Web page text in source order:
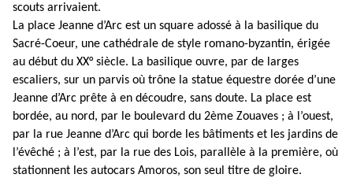
scouts arrivaient.
La place Jeanne d’Arc est un square adossé à la basilique du
Sacré-Coeur, une cathédrale de style romano-byzantin, érigée
au début du XX° siècle. La basilique ouvre, par de larges
escaliers, sur un parvis où trône la statue équestre dorée d’une
Jeanne d’Arc prête à en découdre, sans doute. La place est
bordée, au nord, par le boulevard du 2ème Zouaves ; à l’ouest,
par la rue Jeanne d’Arc qui borde les bâtiments et les jardins de
l’évêché ; à l’est, par la rue des Lois, parallèle à la première, où
stationnent les autocars Amoros, son seul titre de gloire.